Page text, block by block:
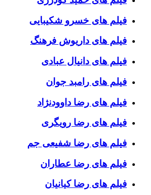
فیلم های خسرو شکیبایی
فیلم های داریوش فرهنگ
فیلم های دانیال عبادی
فیلم های رامبد جوان
فیلم های رضا داوودنژاد
فیلم های رضا رویگری
فیلم های رضا شفیعی جم
فیلم های رضا عطاران
فیلم های رضا کیانیان